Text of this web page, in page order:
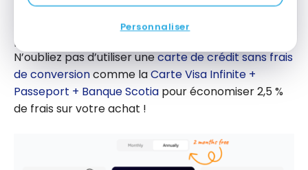
Personnaliser
Le forfait Premium d’ExpertFlyer coûte 10,99 $ US
par mois si vous prenez l’abonnement annuel.
N’oubliez pas d’utiliser unecarte de crédit sans frais
de conversioncomme laCarte Visa Infinite +
Passeport + Banque Scotia pour économiser 2,5 %
de frais sur votre achat !